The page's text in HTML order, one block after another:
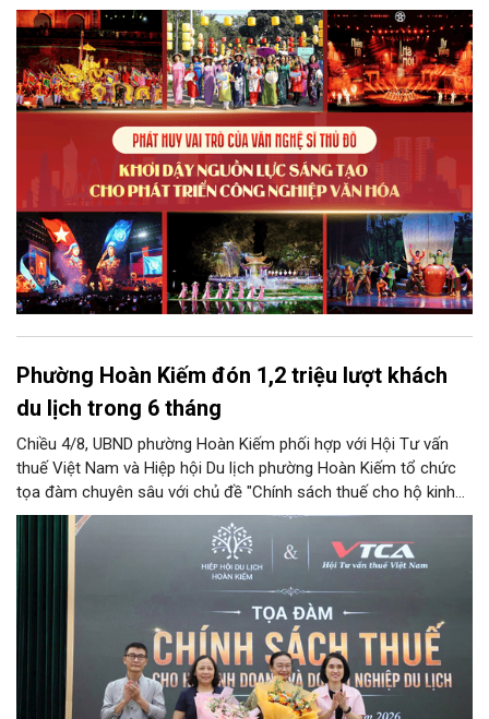
mà còn giữ vai trò trung tâm trong quá trình hình thành các sản
phẩm công nghiệp văn hóa có giá trị. Khơi dậy, phát huy và tạo
điều kiện để nguồn lực sáng tạo ấy phát triển sẽ là “chìa khóa”
để Hà Nội khai thác hiệu quả tiềm năng văn hóa, nâng cao năng
lực cạnh tranh và khẳng định vị thế của một trung tâm sáng tạo
trong kỷ nguyên mới.
Phường Hoàn Kiếm đón 1,2 triệu lượt khách
du lịch trong 6 tháng
Chiều 4/8, UBND phường Hoàn Kiếm phối hợp với Hội Tư vấn
thuế Việt Nam và Hiệp hội Du lịch phường Hoàn Kiếm tổ chức
tọa đàm chuyên sâu với chủ đề "Chính sách thuế cho hộ kinh
doanh và doanh nghiệp du lịch".